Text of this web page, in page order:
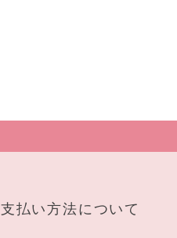
支払い方法について